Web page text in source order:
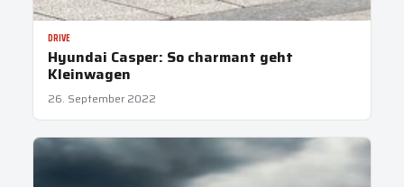
DRIVE
Hyundai Casper: So charmant geht
Kleinwagen
26. September 2022